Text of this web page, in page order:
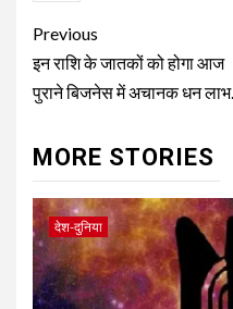
Continue
Reading
Previous
इन राशि के जातकों को होगा आज
पुराने बिजनेस में अचानक धन लाभ..
MORE STORIES
देश-दुनिया